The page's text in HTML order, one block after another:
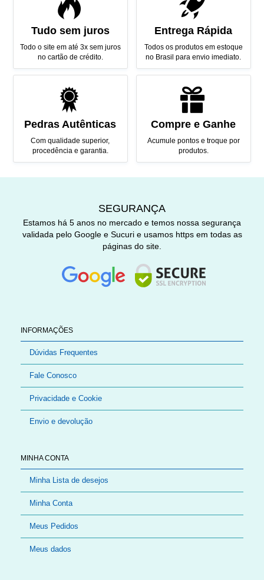
Tudo sem juros
Todo o site em até 3x sem juros
no cartão de crédito.
Entrega Rápida
Todos os produtos em estoque
no Brasil para envio imediato.
Pedras Autênticas
Com qualidade superior,
procedência e garantia.
Compre e Ganhe
Acumule pontos e troque por
produtos.
INFORMAÇÕES
Dúvidas Frequentes
Fale Conosco
Privacidade e Cookie
Envio e devolução
MINHA CONTA
Minha Lista de desejos
Minha Conta
Meus Pedidos
Meus dados
SEGURANÇA
Estamos há 5 anos no mercado e temos nossa segurança
validada pelo Google e Sucuri e usamos https em todas as
páginas do site.